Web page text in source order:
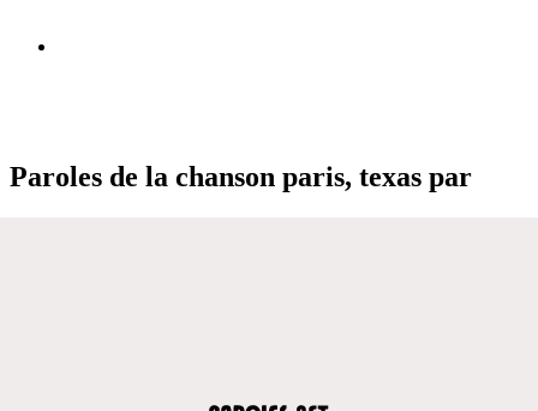
Paroles de la chanson paris, texas par